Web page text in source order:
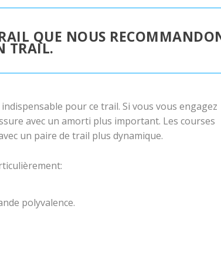
QUE NOUS
TRAIL.
pour ce trail. Si vous vous engagez
avec un amorti plus important. Les courses
un paire de trail plus dynamique.
polyvalence.